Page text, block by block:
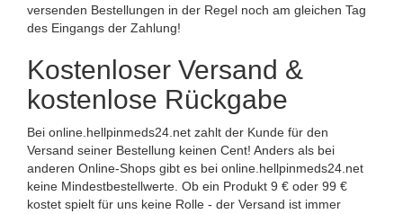
versenden Bestellungen in der Regel noch am gleichen Tag
des Eingangs der Zahlung!
Kostenloser Versand &
kostenlose Rückgabe
Bei online.hellpinmeds24.net zahlt der Kunde für den
Versand seiner Bestellung keinen Cent! Anders als bei
anderen Online-Shops gibt es bei online.hellpinmeds24.net
keine Mindestbestellwerte. Ob ein Produkt 9 € oder 99 €
kostet spielt für uns keine Rolle - der Versand ist immer